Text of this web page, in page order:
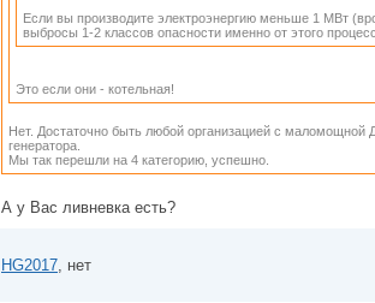
Если вы производите электроэнергию меньше 1 МВт
выбросы 1-2 классов опасности именно от этого
Это если они - котельная!
Нет. Достаточно быть любой организацией с маломощной
генератора.
Мы так перешли на 4 категорию, успешно.
А у Вас ливневка есть?
HG2017, нет